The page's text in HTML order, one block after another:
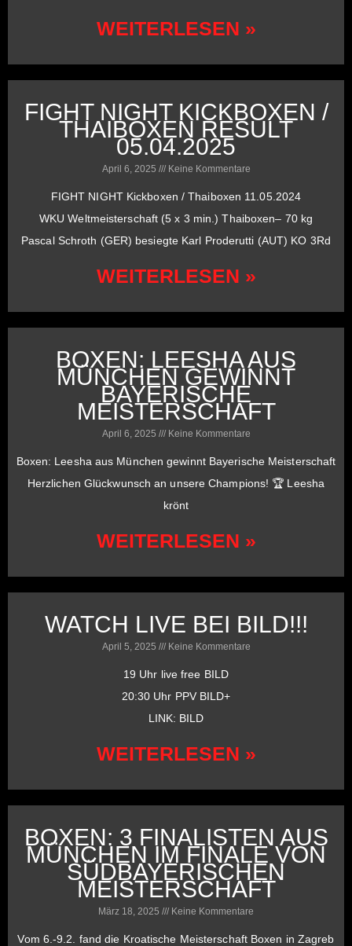
WEITERLESEN »
FIGHT NIGHT KICKBOXEN /
THAIBOXEN RESULT
05.04.2025
April 6, 2025 Keine Kommentare
FIGHT NIGHT Kickboxen / Thaiboxen 11.05.2024
WKU Weltmeisterschaft (5 x 3 min.) Thaiboxen– 70 kg
Pascal Schroth (GER) besiegte Karl Proderutti (AUT) KO 3Rd
WEITERLESEN »
BOXEN: LEESHA AUS
MÜNCHEN GEWINNT
BAYERISCHE
MEISTERSCHAFT
April 6, 2025 Keine Kommentare
Boxen: Leesha aus München gewinnt Bayerische Meisterschaft
Herzlichen Glückwunsch an unsere Champions! 🏆 Leesha
krönt
WEITERLESEN »
WATCH LIVE BEI BILD!!!
April 5, 2025 Keine Kommentare
19 Uhr live free BILD
20:30 Uhr PPV BILD+
LINK: BILD
WEITERLESEN »
BOXEN: 3 FINALISTEN AUS
MÜNCHEN IM FINALE VON
SÜDBAYERISCHEN
MEISTERSCHAFT
März 18, 2025 Keine Kommentare
Vom 6.-9.2. fand die Kroatische Meisterschaft Boxen in Zagreb